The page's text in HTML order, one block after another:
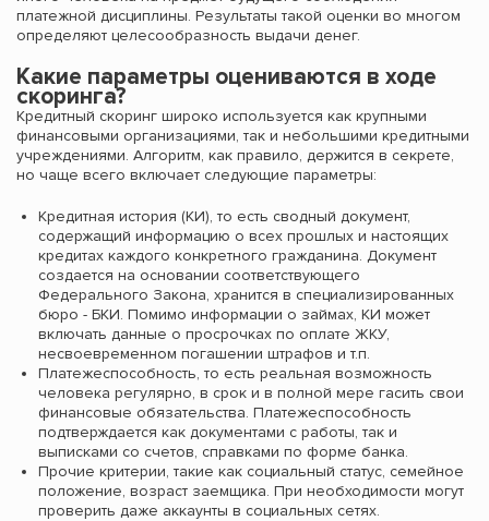
платежной дисциплины. Результаты такой оценки во многом
определяют целесообразность выдачи денег.
Какие параметры оцениваются в ходе
скоринга?
Кредитный скоринг широко используется как крупными
финансовыми организациями, так и небольшими кредитными
учреждениями. Алгоритм, как правило, держится в секрете,
но чаще всего включает следующие параметры:
Кредитная история (КИ), то есть сводный документ,
содержащий информацию о всех прошлых и настоящих
кредитах каждого конкретного гражданина. Документ
создается на основании соответствующего
Федерального Закона, хранится в специализированных
бюро - БКИ. Помимо информации о займах, КИ может
включать данные о просрочках по оплате ЖКУ,
несвоевременном погашении штрафов и т.п.
Платежеспособность, то есть реальная возможность
человека регулярно, в срок и в полной мере гасить свои
финансовые обязательства. Платежеспособность
подтверждается как документами с работы, так и
выписками со счетов, справками по форме банка.
Прочие критерии, такие как социальный статус, семейное
положение, возраст заемщика. При необходимости могут
проверить даже аккаунты в социальных сетях.